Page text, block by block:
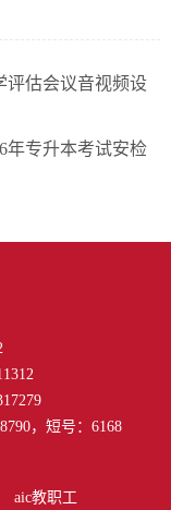
评估会议音视频设
年专升本考试安检
，短号：6168
aic教职工